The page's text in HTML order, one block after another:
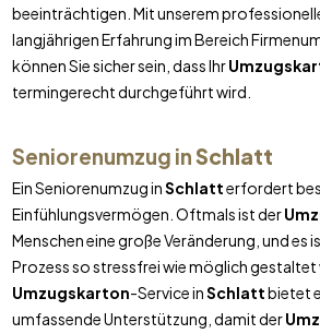
beeinträchtigen. Mit unserem
langjährigen Erfahrung im Bereich
können Sie sicher sein, dass Ihr
termingerecht durchgeführt wird.
Seniorenumzug inSchlatt
Ein Seniorenumzug inSchlatterfordert
Einfühlungsvermögen. Oftmals ist der
Menschen eine große Veränderung, und es
Prozess so stressfrei wie möglich gestaltet
Umzugskarton-Service inSchlattbietet
umfassende Unterstützung, damit der